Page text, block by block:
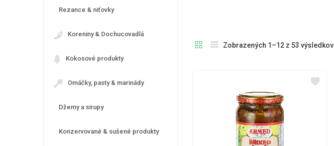
Zobrazených 1–12 z 53 výsledkov
Rezance & niťovky
Koreniny & Dochucovadlá
Kokosové produkty
Omáčky, pasty & marinády
Džemy a sirupy
Konzervované & sušené produkty